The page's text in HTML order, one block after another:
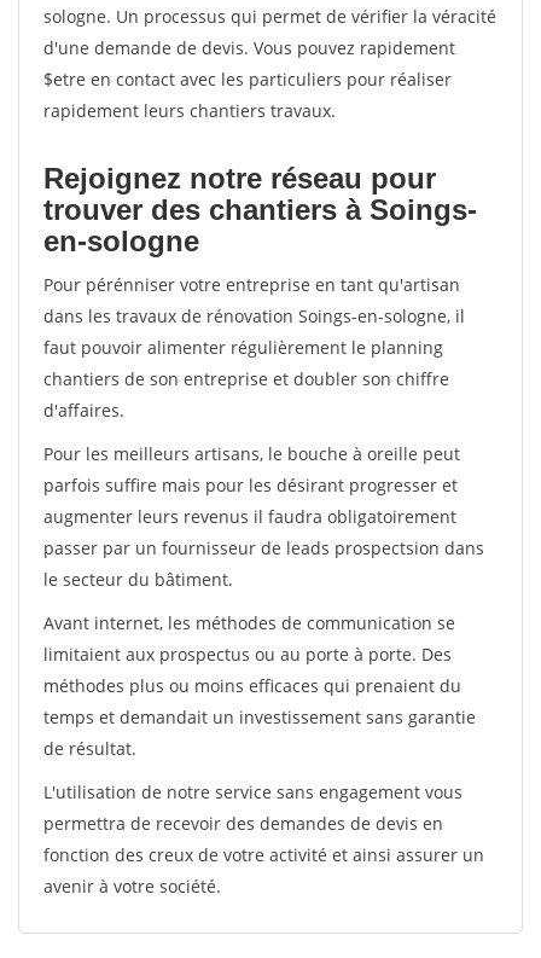
sologne. Un processus qui permet de vérifier la véracité
d'une demande de devis. Vous pouvez rapidement
$etre en contact avec les particuliers pour réaliser
rapidement leurs chantiers travaux.
Rejoignez notre réseau pour
trouver des chantiers à Soings-
en-sologne
Pour pérénniser votre entreprise en tant qu'artisan
dans les travaux de rénovation Soings-en-sologne, il
faut pouvoir alimenter régulièrement le planning
chantiers de son entreprise et doubler son chiffre
d'affaires.
Pour les meilleurs artisans, le bouche à oreille peut
parfois suffire mais pour les désirant progresser et
augmenter leurs revenus il faudra obligatoirement
passer par un fournisseur de leads prospectsion dans
le secteur du bâtiment.
Avant internet, les méthodes de communication se
limitaient aux prospectus ou au porte à porte. Des
méthodes plus ou moins efficaces qui prenaient du
temps et demandait un investissement sans garantie
de résultat.
L'utilisation de notre service sans engagement vous
permettra de recevoir des demandes de devis en
fonction des creux de votre activité et ainsi assurer un
avenir à votre société.